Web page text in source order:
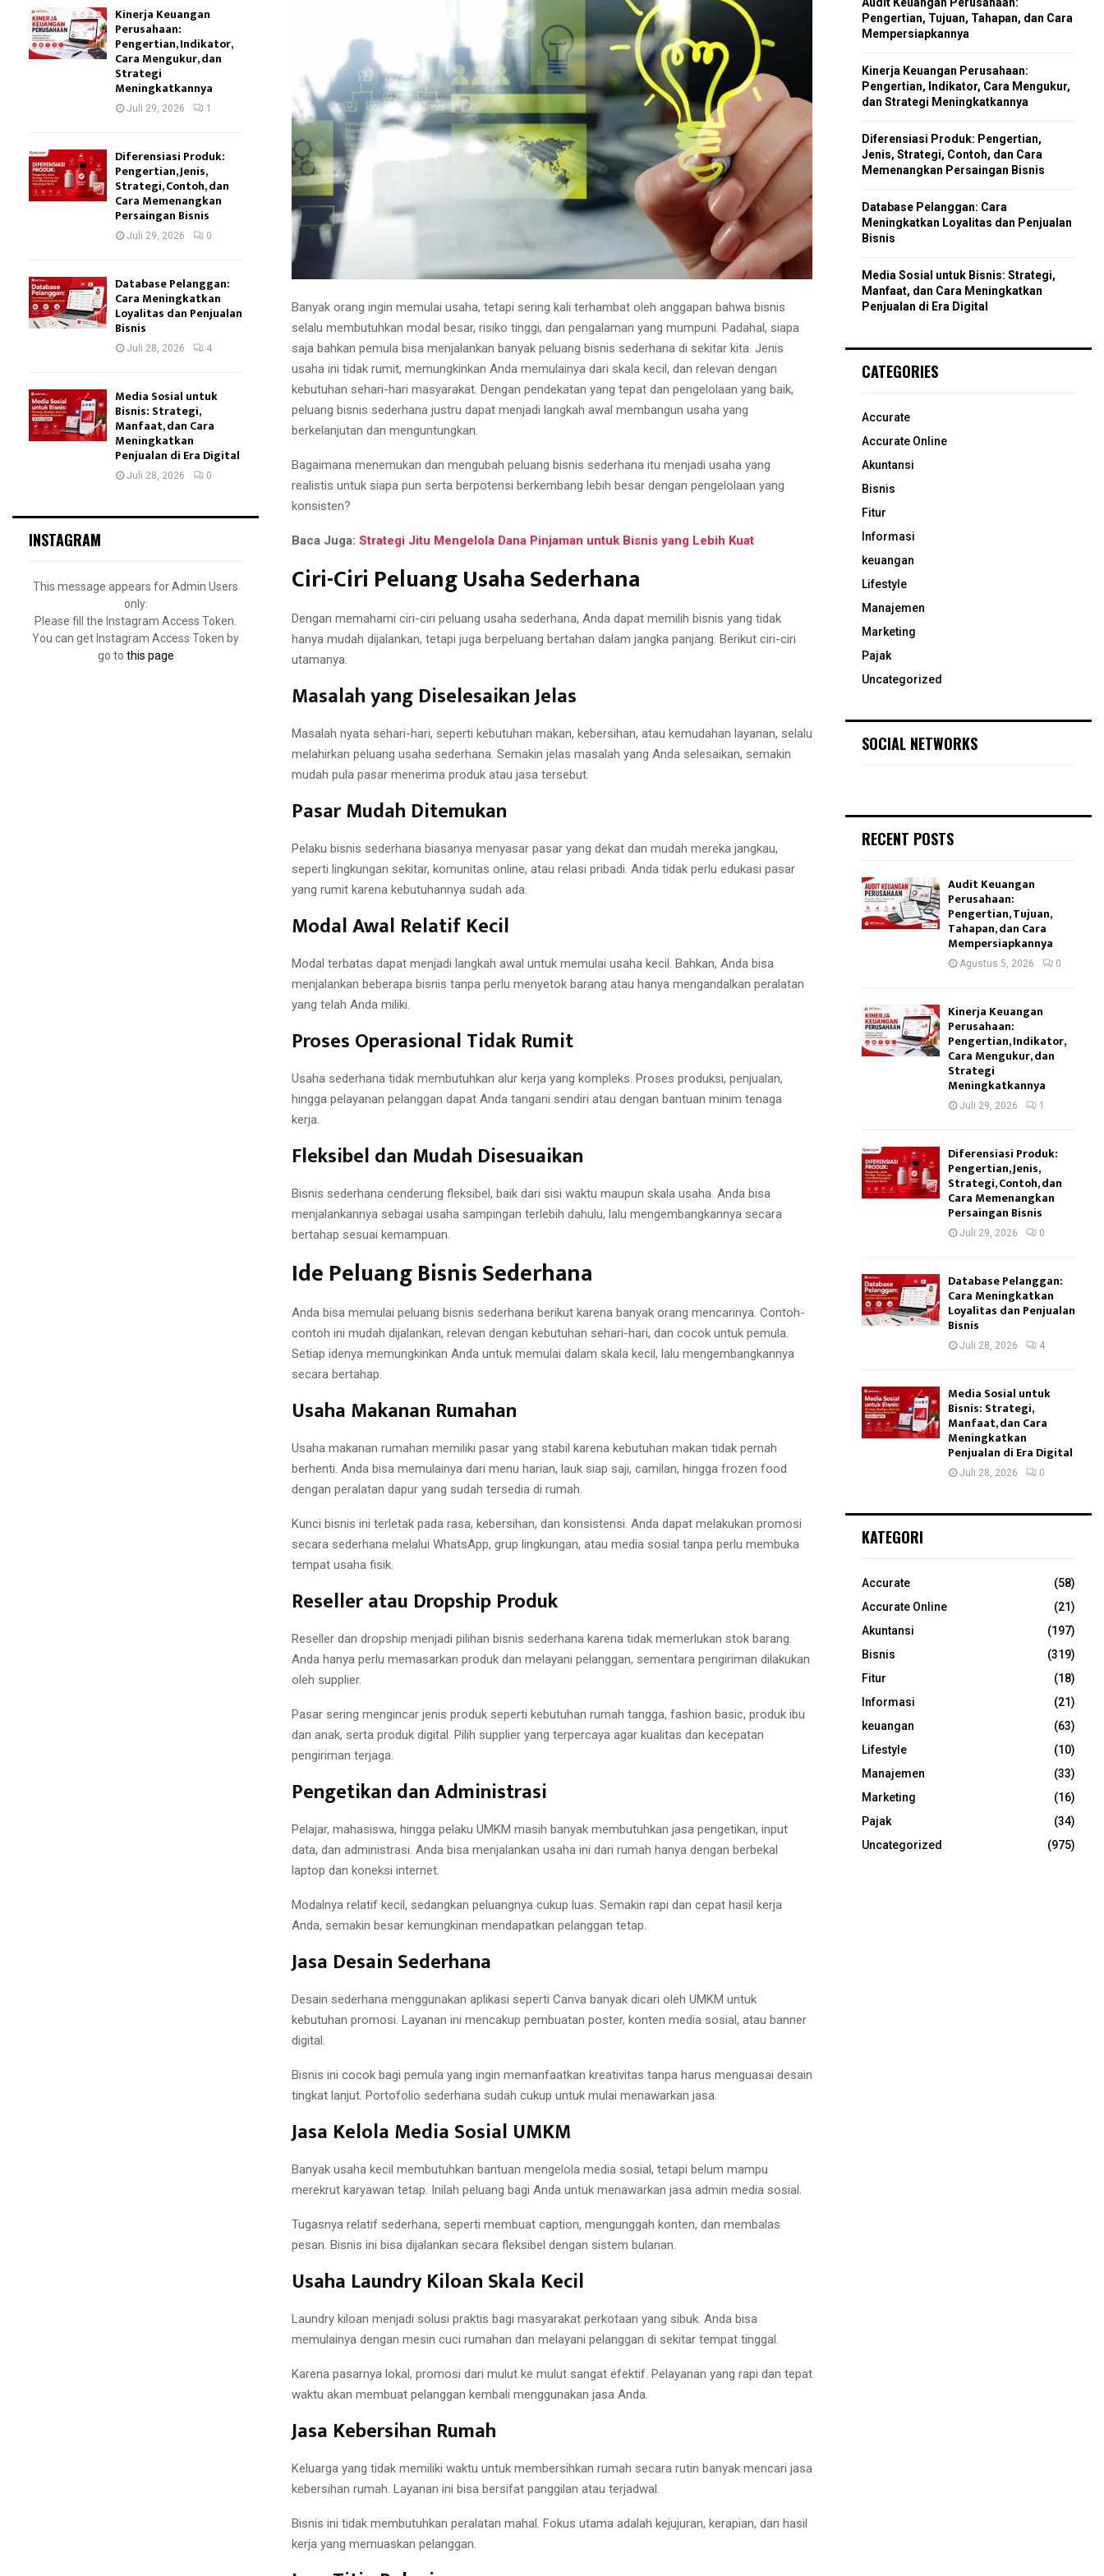
Banyak orang ingin memulai usaha, tetapi sering kali terhambat oleh anggapan bahwa bisnis
selalu membutuhkan modal besar, risiko tinggi, dan pengalaman yang mumpuni. Padahal, siapa
saja bahkan pemula bisa menjalankan banyak peluang bisnis sederhana di sekitar kita. Jenis
usaha ini tidak rumit, memungkinkan Anda memulainya dari skala kecil, dan relevan dengan
kebutuhan sehari-hari masyarakat. Dengan pendekatan yang tepat dan pengelolaan yang baik,
peluang bisnis sederhana justru dapat menjadi langkah awal membangun usaha yang
berkelanjutan dan menguntungkan.
Bagaimana menemukan dan mengubah peluang bisnis sederhana itu menjadi usaha yang
realistis untuk siapa pun serta berpotensi berkembang lebih besar dengan pengelolaan yang
konsisten?
Baca Juga: Strategi Jitu Mengelola Dana Pinjaman untuk Bisnis yang Lebih Kuat
Ciri-Ciri Peluang Usaha Sederhana
Dengan memahami ciri-ciri peluang usaha sederhana, Anda dapat memilih bisnis yang tidak
hanya mudah dijalankan, tetapi juga berpeluang bertahan dalam jangka panjang. Berikut ciri-ciri
utamanya:
Masalah yang Diselesaikan Jelas
Masalah nyata sehari-hari, seperti kebutuhan makan, kebersihan, atau kemudahan layanan, selalu
melahirkan peluang usaha sederhana. Semakin jelas masalah yang Anda selesaikan, semakin
mudah pula pasar menerima produk atau jasa tersebut.
Pasar Mudah Ditemukan
Pelaku bisnis sederhana biasanya menyasar pasar yang dekat dan mudah mereka jangkau,
seperti lingkungan sekitar, komunitas online, atau relasi pribadi. Anda tidak perlu edukasi pasar
yang rumit karena kebutuhannya sudah ada.
Modal Awal Relatif Kecil
Modal terbatas dapat menjadi langkah awal untuk memulai usaha kecil. Bahkan, Anda bisa
menjalankan beberapa bisnis tanpa perlu menyetok barang atau hanya mengandalkan peralatan
yang telah Anda miliki.
Proses Operasional Tidak Rumit
Usaha sederhana tidak membutuhkan alur kerja yang kompleks. Proses produksi, penjualan,
hingga pelayanan pelanggan dapat Anda tangani sendiri atau dengan bantuan minim tenaga
kerja.
Fleksibel dan Mudah Disesuaikan
Bisnis sederhana cenderung fleksibel, baik dari sisi waktu maupun skala usaha. Anda bisa
menjalankannya sebagai usaha sampingan terlebih dahulu, lalu mengembangkannya secara
bertahap sesuai kemampuan.
Ide Peluang Bisnis Sederhana
Anda bisa memulai peluang bisnis sederhana berikut karena banyak orang mencarinya. Contoh-
contoh ini mudah dijalankan, relevan dengan kebutuhan sehari-hari, dan cocok untuk pemula.
Setiap idenya memungkinkan Anda untuk memulai dalam skala kecil, lalu mengembangkannya
secara bertahap.
Usaha Makanan Rumahan
Usaha makanan rumahan memiliki pasar yang stabil karena kebutuhan makan tidak pernah
berhenti. Anda bisa memulainya dari menu harian, lauk siap saji, camilan, hingga frozen food
dengan peralatan dapur yang sudah tersedia di rumah.
Kunci bisnis ini terletak pada rasa, kebersihan, dan konsistensi. Anda dapat melakukan promosi
secara sederhana melalui WhatsApp, grup lingkungan, atau media sosial tanpa perlu membuka
tempat usaha fisik.
Reseller atau Dropship Produk
Reseller dan dropship menjadi pilihan bisnis sederhana karena tidak memerlukan stok barang.
Anda hanya perlu memasarkan produk dan melayani pelanggan, sementara pengiriman dilakukan
oleh supplier.
Pasar sering mengincar jenis produk seperti kebutuhan rumah tangga, fashion basic, produk ibu
dan anak, serta produk digital. Pilih supplier yang terpercaya agar kualitas dan kecepatan
pengiriman terjaga.
Pengetikan dan Administrasi
Pelajar, mahasiswa, hingga pelaku UMKM masih banyak membutuhkan jasa pengetikan, input
data, dan administrasi. Anda bisa menjalankan usaha ini dari rumah hanya dengan berbekal
laptop dan koneksi internet.
Modalnya relatif kecil, sedangkan peluangnya cukup luas. Semakin rapi dan cepat hasil kerja
Anda, semakin besar kemungkinan mendapatkan pelanggan tetap.
Jasa Desain Sederhana
Desain sederhana menggunakan aplikasi seperti Canva banyak dicari oleh UMKM untuk
kebutuhan promosi. Layanan ini mencakup pembuatan poster, konten media sosial, atau banner
digital.
Bisnis ini cocok bagi pemula yang ingin memanfaatkan kreativitas tanpa harus menguasai desain
tingkat lanjut. Portofolio sederhana sudah cukup untuk mulai menawarkan jasa.
Jasa Kelola Media Sosial UMKM
Banyak usaha kecil membutuhkan bantuan mengelola media sosial, tetapi belum mampu
merekrut karyawan tetap. Inilah peluang bagi Anda untuk menawarkan jasa admin media sosial.
Tugasnya relatif sederhana, seperti membuat caption, mengunggah konten, dan membalas
pesan. Bisnis ini bisa dijalankan secara fleksibel dengan sistem bulanan.
Usaha Laundry Kiloan Skala Kecil
Laundry kiloan menjadi solusi praktis bagi masyarakat perkotaan yang sibuk. Anda bisa
memulainya dengan mesin cuci rumahan dan melayani pelanggan di sekitar tempat tinggal.
Karena pasarnya lokal, promosi dari mulut ke mulut sangat efektif. Pelayanan yang rapi dan tepat
waktu akan membuat pelanggan kembali menggunakan jasa Anda.
Jasa Kebersihan Rumah
Keluarga yang tidak memiliki waktu untuk membersihkan rumah secara rutin banyak mencari jasa
kebersihan rumah. Layanan ini bisa bersifat panggilan atau terjadwal.
Bisnis ini tidak membutuhkan peralatan mahal. Fokus utama adalah kejujuran, kerapian, dan hasil
kerja yang memuaskan pelanggan.
Kinerja Keuangan
Perusahaan:
Pengertian, Indikator,
Cara Mengukur, dan
Strategi
Meningkatkannya
Juli 29, 2026 1
Diferensiasi Produk:
Pengertian, Jenis,
Strategi, Contoh, dan
Cara Memenangkan
Persaingan Bisnis
Juli 29, 2026 0
Database Pelanggan:
Cara Meningkatkan
Loyalitas dan Penjualan
Bisnis
Juli 28, 2026 4
Media Sosial untuk
Bisnis: Strategi,
Manfaat, dan Cara
Meningkatkan
Penjualan di Era Digital
Juli 28, 2026 0
INSTAGRAM
This message appears for Admin Users
only:
Please fill the Instagram Access Token.
You can get Instagram Access Token by
go to this page
r
:
R
Pengertian, Tujuan, Tahapan, dan Cara
Mempersiapkannya
Kinerja Keuangan Perusahaan:
Pengertian, Indikator, Cara Mengukur,
dan Strategi Meningkatkannya
Diferensiasi Produk: Pengertian,
Jenis, Strategi, Contoh, dan Cara
Memenangkan Persaingan Bisnis
Database Pelanggan: Cara
Meningkatkan Loyalitas dan Penjualan
Bisnis
Media Sosial untuk Bisnis: Strategi,
Manfaat, dan Cara Meningkatkan
Penjualan di Era Digital
CATEGORIES
Accurate
Accurate Online
Akuntansi
Bisnis
Fitur
Informasi
keuangan
Lifestyle
Manajemen
Marketing
Pajak
Uncategorized
SOCIAL NETWORKS
RECENT POSTS
Audit Keuangan
Perusahaan:
Pengertian, Tujuan,
Tahapan, dan Cara
Mempersiapkannya
Agustus 5, 2026 0
Kinerja Keuangan
Perusahaan:
Pengertian, Indikator,
Cara Mengukur, dan
Strategi
Meningkatkannya
Juli 29, 2026 1
Diferensiasi Produk:
Pengertian, Jenis,
Strategi, Contoh, dan
Cara Memenangkan
Persaingan Bisnis
Juli 29, 2026 0
Database Pelanggan:
Cara Meningkatkan
Loyalitas dan Penjualan
Bisnis
Juli 28, 2026 4
Media Sosial untuk
Bisnis: Strategi,
Manfaat, dan Cara
Meningkatkan
Penjualan di Era Digital
Juli 28, 2026 0
KATEGORI
Accurate
(58)
Accurate Online
(21)
Akuntansi
(197)
Bisnis
(319)
Fitur
(18)
Informasi
(21)
keuangan
(63)
Lifestyle
(10)
Manajemen
(33)
Marketing
(16)
Pajak
(34)
Uncategorized
(975)